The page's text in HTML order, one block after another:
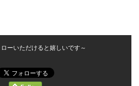
ーいただけると嬉しいです～